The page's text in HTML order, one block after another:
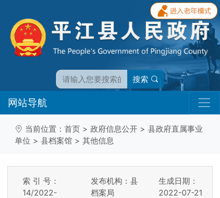
搜索
网站导航
当前位置： 首页 > 政府信息公开 > 县政府直属事业
单位 > 县档案馆 > 其他信息
索 引 号：
14/2022-
发布机构：县
档案局
生成日期：
2022-07-21